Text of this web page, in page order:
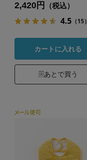
2,420円 （税込）
4.5（15）
カートに入れる
あとで買う